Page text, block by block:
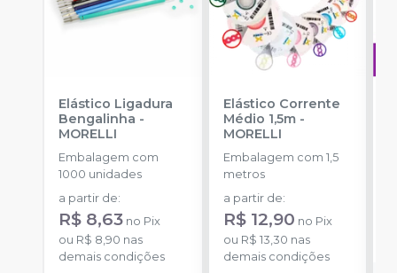
Elástico Ligadura
Bengalinha -
MORELLI
Embalagem com
1000 unidades
a partir de:
R$ 8,63 no Pix
ou R$ 8,90 nas
demais condições
Elástico Corrente
Médio 1,5m-
MORELLI
Embalagem com 1,5
metros
a partir de:
R$ 12,90 no Pix
ou R$ 13,30 nas
demais condições